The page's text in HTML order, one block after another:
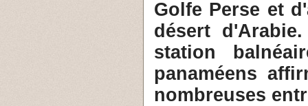
Golfe Perse et
désert
station
panaméens
nombreuses